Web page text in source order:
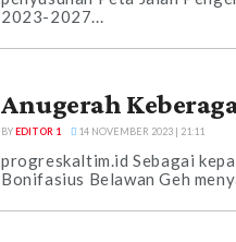
2023-2027...
Anugerah
BYEDITOR 1 14 NOVEMBER 2023 | 21:11
progreskaltim.id Sebagai
Bonifasius Belawan Geh